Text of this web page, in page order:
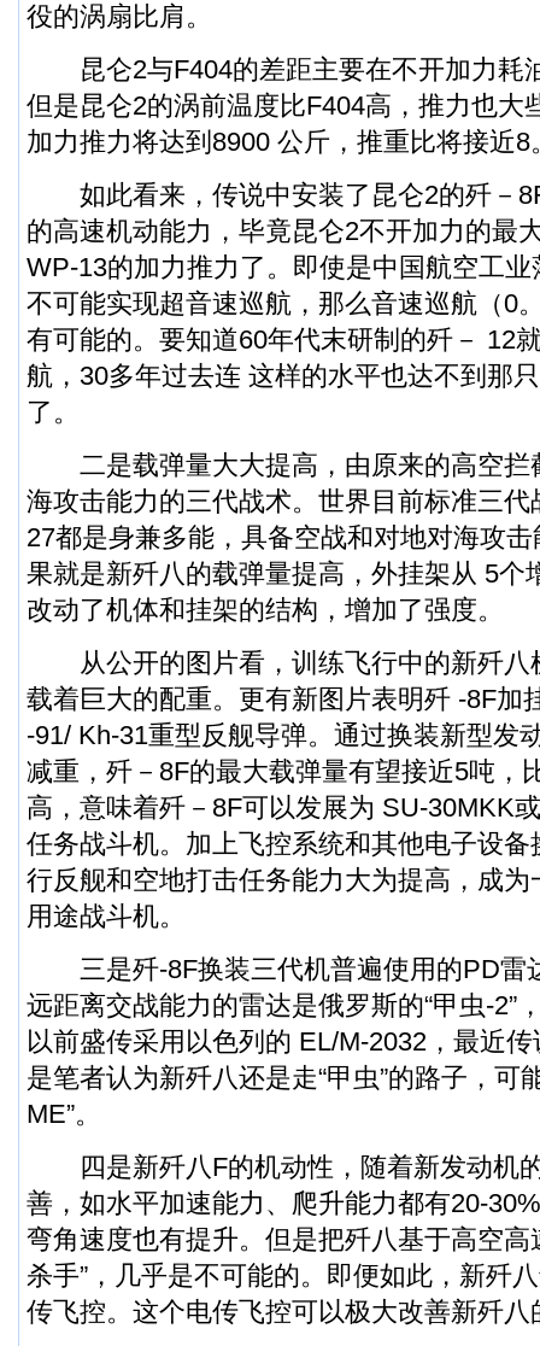
役的涡扇比肩。
昆仑2与F404的差距主要在不开加力耗
但是昆仑2的涡前温度比F404高，推力也大
加力推力将达到8900 公斤，推重比将接近8
如此看来，传说中安装了昆仑2的歼－
的高速机动能力，毕竟昆仑2不开加力的最
WP-13的加力推力了。即使是中国航空工
不可能实现超音速巡航，那么音速巡航（0
有可能的。要知道60年代末研制的歼－ 12
航，30多年过去连 这样的水平也达不到那
了。
二是载弹量大大提高，由原来的高空拦
海攻击能力的三代战术。世界目前标准三代
27都是身兼多能，具备空战和对地对海攻
果就是新歼八的载弹量提高，外挂架从 5个
改动了机体和挂架的结构，增加了强度。
从公开的图片看，训练飞行中的新歼八
载着巨大的配重。更有新图片表明歼 -8F加
-91/ Kh-31重型反舰导弹。通过换装新型发
减重，歼－8F的最大载弹量有望接近5吨，
高，意味着歼－8F可以发展为 SU-30MKK
任务战斗机。加上飞控系统和其他电子设
行反舰和空地打击任务能力大为提高，成
用途战斗机。
三是歼-8F换装三代机普遍使用的PD雷
远距离交战能力的雷达是俄罗斯的“甲虫-2”
以前盛传采用以色列的 EL/M-2032，最近
是笔者认为新歼八还是走“甲虫”的路子，可
ME”。
四是新歼八F的机动性，随着新发动机
善，如水平加速能力、爬升能力都有20-
弯角速度也有提升。但是把歼八基于高空高
杀手”，几乎是不可能的。即便如此，新歼
传飞控。这个电传飞控可以极大改善新歼八